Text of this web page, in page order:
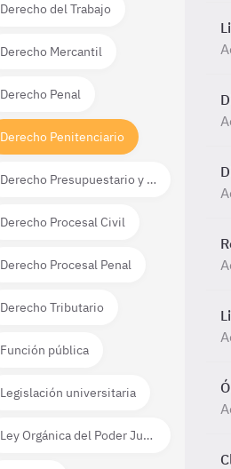
Derecho del Trabajo
Derecho Mercantil
Derecho Penal
Derecho Penitenciario
Derecho Presupuestario y Financiero
Derecho Procesal Civil
Derecho Procesal Penal
Derecho Tributario
Función pública
Legislación universitaria
Ley Orgánica del Poder Judicial